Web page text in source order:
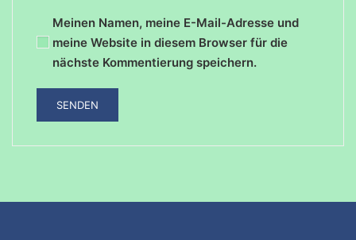
Meinen Namen, meine E-Mail-Adresse und
meine Website in diesem Browser für die
nächste Kommentierung speichern.